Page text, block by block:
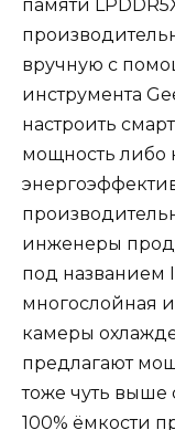
памяти
вручную с
инструмента
настроить
мощность либо
инженеры
под названием
многослойная
камеры
предлагают
тоже чуть выше
100% ёмкости